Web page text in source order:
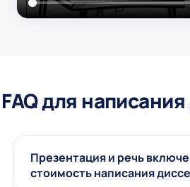
FAQ для
Презентация и речь
стоимость написания